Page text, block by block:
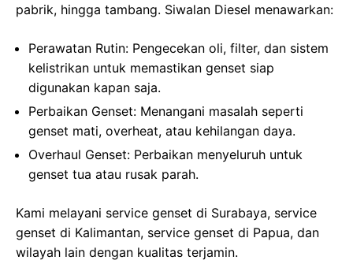
pabrik, hingga tambang. Siwalan Diesel menawarkan:
Perawatan Rutin: Pengecekan oli, filter, dan sistem
kelistrikan untuk memastikan genset siap
digunakan kapan saja.
Perbaikan Genset: Menangani masalah seperti
genset mati, overheat, atau kehilangan daya.
Overhaul Genset: Perbaikan menyeluruh untuk
genset tua atau rusak parah.
Kami melayani service genset di Surabaya, service
genset di Kalimantan, service genset di Papua, dan
wilayah lain dengan kualitas terjamin.